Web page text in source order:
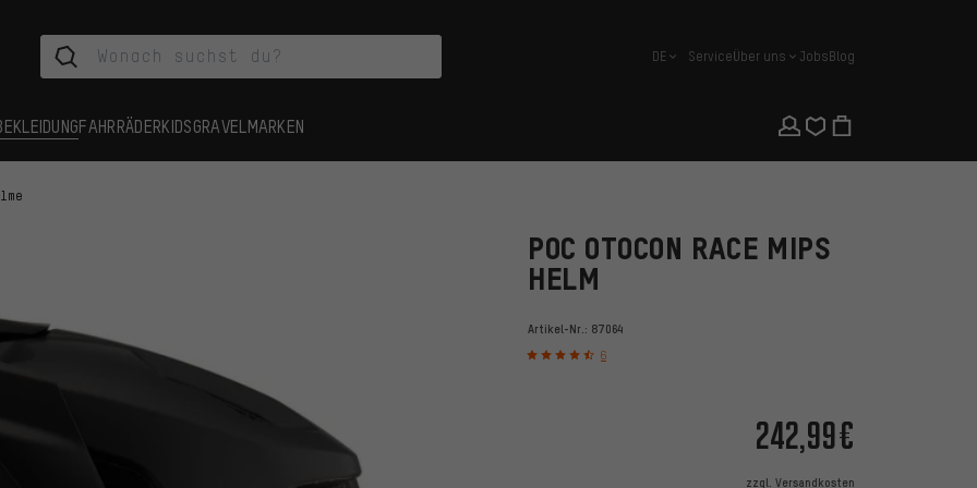
Deutsch
DE ServiceÜber uns JobsBlog
FAHRRÄDERKIDSGRAVEL MARKEN
POC OTOCON RACE MIPS
HELM
Artikel-Nr.: 87064
6
242,99€
zzgl. Versandkosten